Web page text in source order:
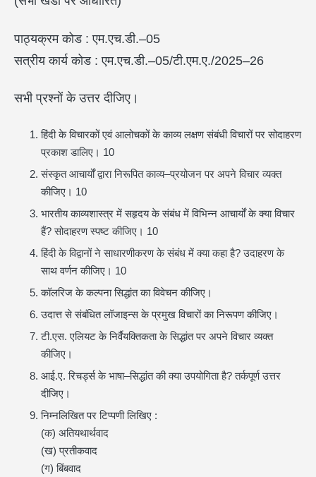
पाठ्यक्रम कोड : एम.एच.डी.–05
सत्रीय कार्य कोड : एम.एच.डी.–05/टी.एम.ए./2025–26
सभी प्रश्नों के उत्तर दीजिए।
हिंदी के विचारकों एवं आलोचकों के काव्य लक्षण संबंधी विचारों पर सोदाहरण
प्रकाश डालिए। 10
संस्कृत आचार्यों द्वारा निरूपित काव्य–प्रयोजन पर अपने विचार व्यक्त
कीजिए। 10
भारतीय काव्यशास्त्र में सहृदय के संबंध में विभिन्न आचार्यों के क्या विचार
हैं? सोदाहरण स्पष्ट कीजिए। 10
हिंदी के विद्वानों ने साधारणीकरण के संबंध में क्या कहा है? उदाहरण के
साथ वर्णन कीजिए। 10
कॉलरिज के कल्पना सिद्धांत का विवेचन कीजिए।
उदात्त से संबंधित लॉजाइन्स के प्रमुख विचारों का निरूपण कीजिए।
टी.एस. एलियट के निर्वैयक्तिकता के सिद्धांत पर अपने विचार व्यक्त
कीजिए।
आई.ए. रिचर्ड्स के भाषा–सिद्धांत की क्या उपयोगिता है? तर्कपूर्ण उत्तर
दीजिए।
निम्नलिखित पर टिप्पणी लिखिए :
(क) अतियथार्थवाद
(ख) प्रतीकवाद
(ग) बिंबवाद